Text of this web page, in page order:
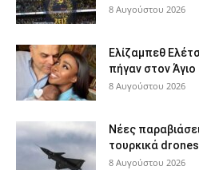
8 Αυγούστου 2026
Ελίζαμπεθ
πήγαν στον
8 Αυγούστου 2026
Νέες
τουρκικά
8 Αυγούστου 2026